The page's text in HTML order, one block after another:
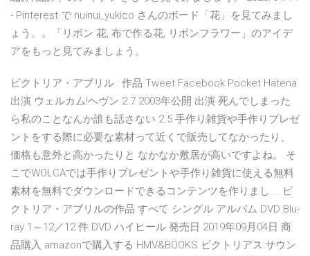
- Pinterest で nuinui_yukico さんのボード「花」を見てみまし
ょう。。「リボン 花, 布で作る花, リボンフラワー」のアイデ
アをもっと見てみましょう。
ビクトリア・アブリル : 作品 Tweet Facebook Pocket Hatena
出演 ウェルカム!ヘヴン 2.7 2003年公開 出演 死んでしまった
ら私のことなんか誰も話さない 2.5 手作り雑貨や手作りプレゼ
ントをする際に必要な素材って近くで販売してなかったり、
価格も意外と高かったりと なかなか敷居が高いですよね。 そ
こでWOLCAでは手作りプレゼントや手作り雑貨に使える無料
素材を無料でダウンロードできるコンテンツを作りまし … ビ
クトリア・アブリルの作品 すべて シングル アルバム DVD Blu-
ray 1～12／12 件 DVD ハイヒール 発売日 2019年09月04日 商
品購入 amazonで購入する HMV&BOOKS ビクトリアス:サウン